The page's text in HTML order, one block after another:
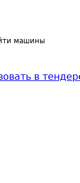
машины
в